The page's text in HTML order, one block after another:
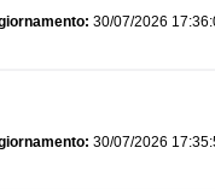
30/07/2026
30/07/2026